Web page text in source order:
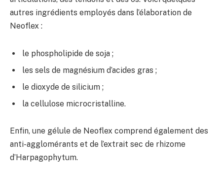
autres ingrédients employés dans l’élaboration de
Neoflex :
le phospholipide de soja ;
les sels de magnésium d’acides gras ;
le dioxyde de silicium ;
la cellulose microcristalline.
Enfin, une gélule de Neoflex comprend également des
anti-agglomérants et de l’extrait sec de rhizome
d’Harpagophytum.